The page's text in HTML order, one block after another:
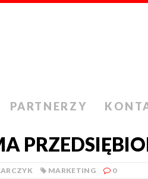
PARTNERZY
MARKETING 0